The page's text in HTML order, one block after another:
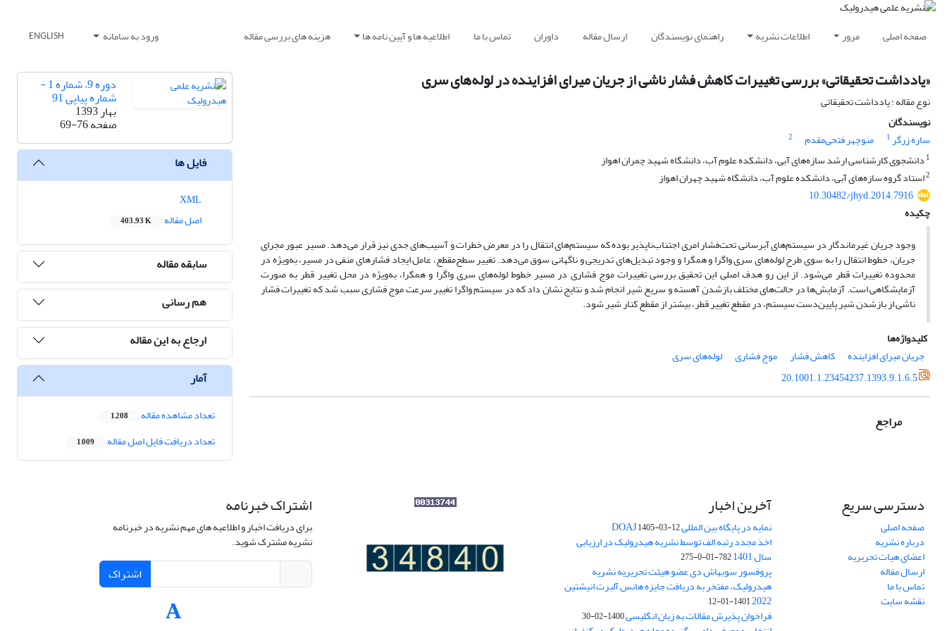
صفحه اصلی مرور اطلاعات نشریه راهنمای نویسندگان ارسال مقاله داوران تماس با ما اطلاعیه ها و آیین نامه ها هزینه های بررسی مقاله ورود به سامانه ENGLISH
«یادداشت تحقیقاتی» بررسی تغییرات کاهش فشار ناشی از جریان میرای افزاینده در لوله‌های سری
نوع مقاله : یادداشت تحقیقاتی
نویسندگان
ساره زرگر1 منوچهر فتحی‌مقدم
2
1 دانشجوی کارشناسی ارشد سازه‌های آبی، دانشکده علوم آب، دانشگاه شهید چمران اهواز
2استاد گروه سازه‌های آبی، دانشکده علوم آب، دانشگاه شهید چهران اهواز
10.30482/jhyd.2014.7916
چکیده
وجود جریان غیرماندگار در سیستم‌های آبرسانی تحت‌فشار امری اجتناب‌ناپذیر بوده که سیستم‌های انتقال را در معرض خطرات و آسیب‌های جدی نیز قرار می‌دهد. مسیر عبور مجرای
جریان، خطوط انتقال را به سوی طرح لوله‌های سری واگرا و همگرا و وجود تبدیل‌های تدریجی و ناگهانی سوق می‌دهد. تغییر سطح‌مقطع، عامل ایجاد فشارهای منفی در مسیر، به‌ویژه در
محدوده تغییرات قطر می‌شود. از این رو هدف اصلی این تحقیق بررسی تغییرات موج فشاری در مسیر خطوط لوله‌های سری واگرا و همگرا، به‌ویژه در محل تغییر قطر به صورت
آزمایشگاهی است. آزمایش‌ها در حالت‌های مختلف باز‌شدن آهسته و سریع شیر انجام شد و نتایج نشان داد که در سیستم واگرا تغییر سرعت موج فشاری سبب شد که تغییرات فشار
ناشی از باز‌شدن شیر پایین‌دست سیستم، در مقطع تغییر قطر، بیشتر از مقطع کنار شیر شود.
کلیدواژه‌ها
جریان میرای افزاینده
کاهش فشار موج فشاری
لوله‌های سری
20.1001.1.23454237.1393.9.1.6.5
مراجع
دوره 9، شماره 1 -
شماره پیاپی 91
بهار 1393
صفحه69-76
فایل ها
اصل مقاله
403.93 K
سابقه مقاله
هم رسانی
ارجاع به این مقاله
آمار
تعداد مشاهده مقاله 1,208
تعداد دریافت فایل اصل مقاله 1,009
دسترسی سریع
صفحه اصلی
درباره نشریه
اعضای هیات تحریریه
ارسال مقاله
تماس با ما
نقشه سایت
آخرین اخبار
نمایه در پایگاه بین المللی DOAJ1405-03-12
اخذ مجدد رتبه الف توسط نشریه هیدرولیک در ارزیابی
سال 1401 782-01-0-275
پروفسور سوبهاش دی عضو هیئت تحریریه نشریه
هیدرولیک، مفتخر به دریافت جایزه هانس آلبرت انیشتین
2022
1401-01-12
فراخوان پذیرش مقالات به زبان انگلیسی1400-02-30
اشتراک خبرنامه
برای دریافت اخبار و اطلاعیه های مهم نشریه در خبرنامه
نشریه مشترک شوید.
اشتراک